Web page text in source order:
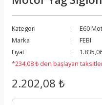
Kategori
E60
Marka
FEBI
Fiyat
*234,08 ₺ den başlayan
2.202,08 ₺